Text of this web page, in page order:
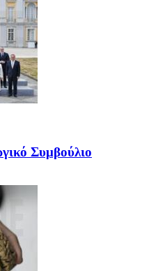
Συμβούλιο